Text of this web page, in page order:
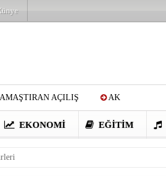
AÇILIŞ AK
CİCİ: VİDEOYU GÖRÜNCE
EKONOMI EĞITIM